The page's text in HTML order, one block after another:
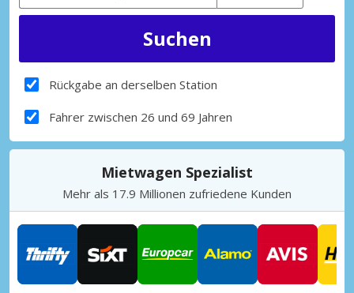
Rückgabe an derselben Station
Fahrer zwischen 26 und 69 Jahren
Mietwagen Spezialist
Mehr als 17.9 Millionen zufriedene Kunden